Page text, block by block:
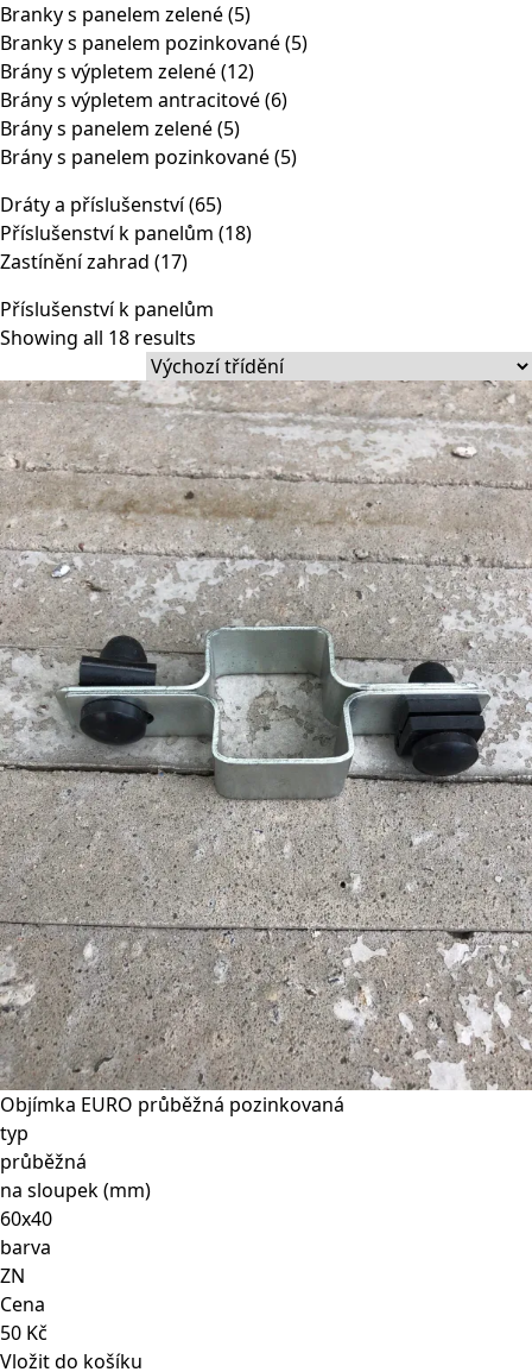
Branky s panelem zelené(5)
Branky s panelem pozinkované(5)
Brány s výpletem zelené(12)
Brány s výpletem antracitové(6)
Brány s panelem zelené(5)
Brány s panelem pozinkované(5)
Dráty a příslušenství(65)
Příslušenství k panelům (18)
Zastínění zahrad (17)
Příslušenství k panelům
Showing all 18 results
Objímka EURO průběžná pozinkovaná
typ
průběžná
na sloupek (mm)
60x40
barva
ZN
Cena
50 Kč
Vložit do košíku